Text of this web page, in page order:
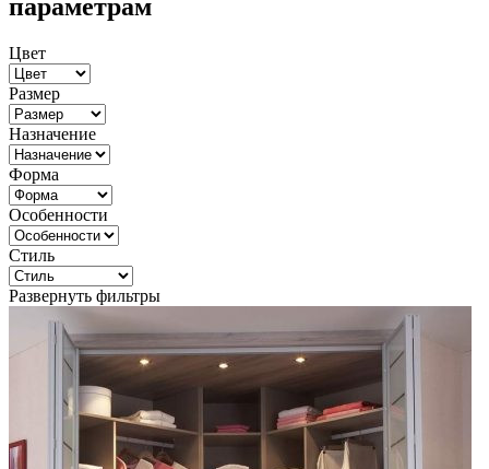
параметрам
Цвет
Размер
Назначение
Форма
Особенности
Стиль
Развернуть фильтры